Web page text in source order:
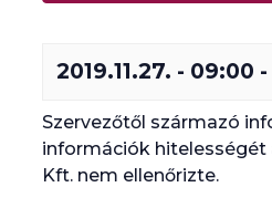
2019.11.27. - 09:00 -
Szervezőtől származó
információk hitelességét
Kft. nem ellenőrizte.